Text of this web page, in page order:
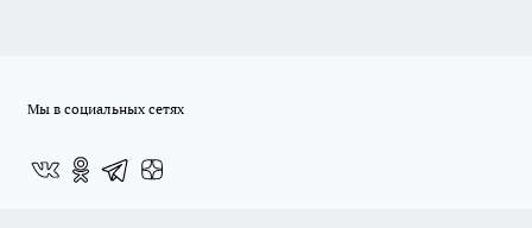
Мы в социальных сетях